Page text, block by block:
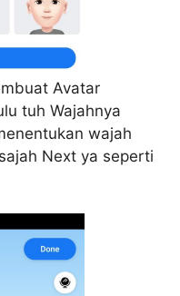
Avatar
tuh Wajahnya
wajah
Next ya seperti